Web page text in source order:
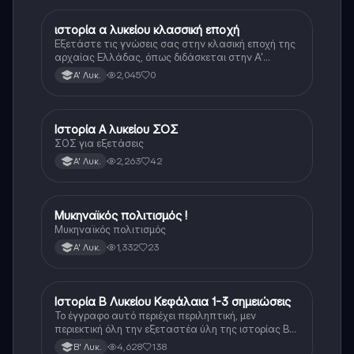
Ιστορία
ιστορία α λυκείου κλασσική εποχή
Εξετάστε τις γνώσεις σας στην κλασική εποχή της
αρχαίας Ελλάδας, όπως διδάσκεται στην Α'
Λυκείου.Α' Λυκ. 2,045 0
Ιστορία
Ιστορία Α λυκείου ΣΟΣ
ΣΟΣ για εξετάσεις
Α' Λυκ. 2,263 42
Ιστορία
Μυκηναϊκός πολιτισμός !
Μυκηναϊκός πολιτισμός
Α' Λυκ. 1,332 23
Ιστορία
Ιστορία Β Λυκείου Κεφάλαια 1-3 σημειώσεις
Το έγγραφο αυτό περιέχει περιληπτική, μεν
περιεκτική όλη την εξεταστέα ύλη της ιστορίας Β
λυκείου για τα πρώτα 3 Κεφάλαια, δηλαδή την
Β' Λυκ. 4,628 138